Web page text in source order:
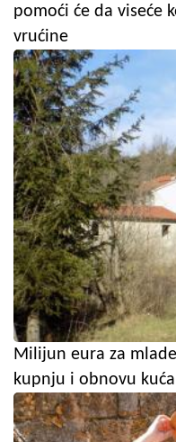
pomoći će da viseće
vrućine
Milijun eura za
kupnju i obnovu